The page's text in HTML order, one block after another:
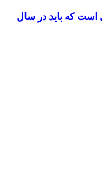
است که باید در سال